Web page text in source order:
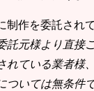
制作を委託され
託元様より直接
れている業者様
ついては無条件